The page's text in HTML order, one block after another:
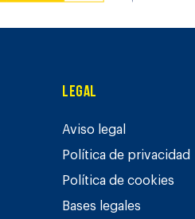
Legal
Aviso legal
Política de privacidad
Política de cookies
Bases legales